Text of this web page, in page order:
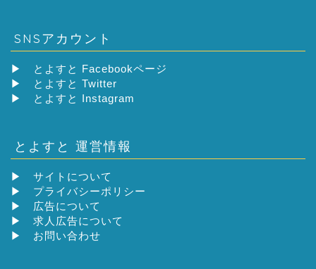
SNSアカウント
▶
とよすと Facebookページ
▶
とよすと Twitter
▶
とよすと Instagram
とよすと 運営情報
▶ サイトについて
▶ プライバシーポリシー
▶ 広告について
▶ 求人広告について
▶ お問い合わせ